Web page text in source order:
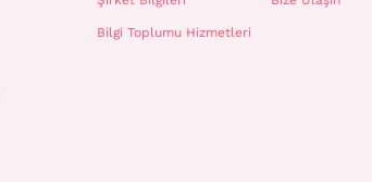
Bilgi Toplumu Hizmetleri